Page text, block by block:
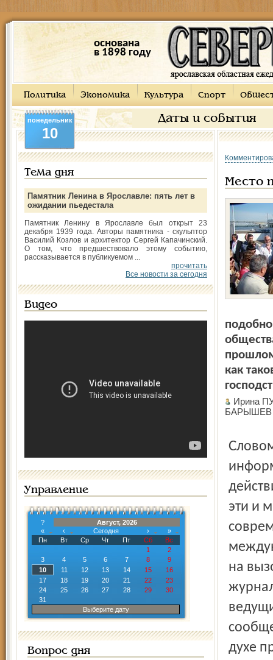
основана
в 1898 году
Политика Экономика Культура Спорт
Даты и события
понедельник
10
Тема дня
Памятник Ленина в Ярославле: пять лет в
ожидании пьедестала
Памятник Ленину в Ярославле был открыт 23
декабря 1939 года. Авторы памятника - скульптор
Василий Козлов и архитектор Сергей Капачинский.
О том, что предшествовало этому событию,
рассказывается в публикуемом ...
прочитать
Все новости за сегодня
Видео
Управление
?
Август, 2026
«
‹ Сегодня ›
»
Пн
Вт Ср Чт Пт Сб
Вс
1
2
3
4 5 6 7 8
9
10
11 12 13 14 15
16
17
18 19 20 21 22
23
24
25 26 27 28 29
30
31
Выберите дату
Вопрос дня
Место
как
Ирина
БАРЫШЕВ
Словом, апокалипсис какой-то на отечественном
эти и
на
духе